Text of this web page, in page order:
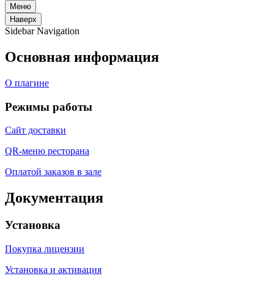
Меню
Наверх
Sidebar Navigation
Основная информация
О плагине
Режимы работы
Сайт доставки
QR-меню ресторана
Оплатой заказов в зале
Документация
Установка
Покупка лицензии
Установка и активация